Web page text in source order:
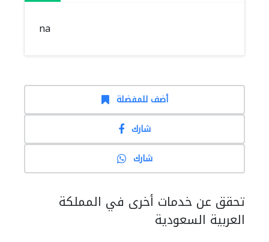
na
أضف للمفضلة
شارك
شارك
تحقق عن خدمات أخرى في المملكة
العربية السعودية